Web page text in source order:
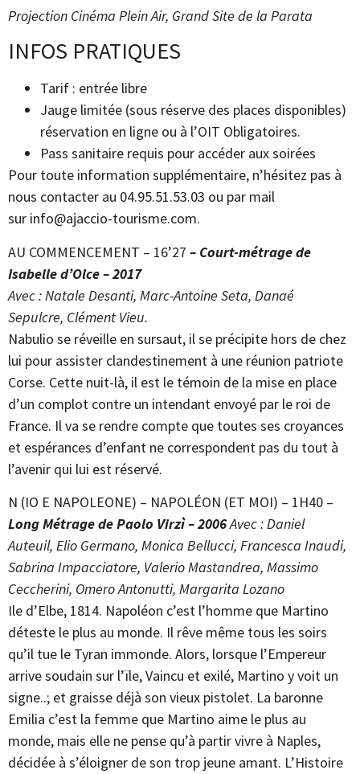
Projection Cinéma Plein Air, Grand Site de la Parata
INFOS PRATIQUES
Tarif : entrée libre
Jauge limitée (sous réserve des places disponibles)
réservation en ligne ou à l’OIT Obligatoires.
Pass sanitaire requis pour accéder aux soirées
Pour toute information supplémentaire, n’hésitez pas à
nous contacter au 04.95.51.53.03 ou par mail
sur info@ajaccio-tourisme.com.
AU COMMENCEMENT – 16’27 – Court-métrage de
Isabelle d’Olce – 2017
Avec : Natale Desanti, Marc-Antoine Seta, Danaé
Sepulcre, Clément Vieu.
Nabulio se réveille en sursaut, il se précipite hors de chez
lui pour assister clandestinement à une réunion patriote
Corse. Cette nuit-là, il est le témoin de la mise en place
d’un complot contre un intendant envoyé par le roi de
France. Il va se rendre compte que toutes ses croyances
et espérances d’enfant ne correspondent pas du tout à
l’avenir qui lui est réservé.
N (IO E NAPOLEONE) – NAPOLÉON (ET MOI) – 1H40 –
Long Métrage de Paolo Virzì – 2006Avec : Daniel
Auteuil, Elio Germano, Monica Bellucci, Francesca Inaudi,
Sabrina Impacciatore, Valerio Mastandrea, Massimo
Ceccherini, Omero Antonutti, Margarita Lozano
Ile d’Elbe, 1814. Napoléon c’est l’homme que Martino
déteste le plus au monde. Il rêve même tous les soirs
qu’il tue le Tyran immonde. Alors, lorsque l’Empereur
arrive soudain sur l’ïle, Vaincu et exilé, Martino y voit un
signe..; et graisse déjà son vieux pistolet. La baronne
Emilia c’est la femme que Martino aime le plus au
monde, mais elle ne pense qu’à partir vivre à Naples,
décidée à s’éloigner de son trop jeune amant. L’Histoire